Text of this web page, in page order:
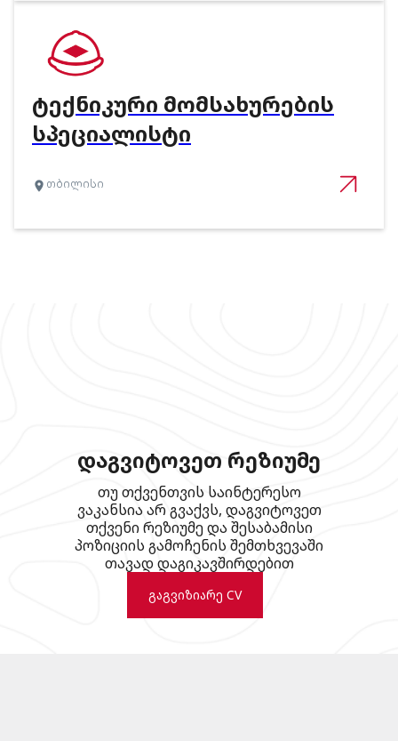
ᲢᲔᲥᲜᲘᲙᲣᲠᲘ ᲛᲝᲛᲡᲐᲮᲣᲠᲔᲑᲘᲡ
ᲡᲞᲔᲪᲘᲐᲚᲘᲡᲢᲘ
თბილისი
დაგვიტოვეთ რეზიუმე
თუ თქვენთვის საინტერესო
ვაკანსია არ გვაქვს, დაგვიტოვეთ
თქვენი რეზიუმე და შესაბამისი
პოზიციის გამოჩენის შემთხვევაში
თავად დაგიკავშირდებით
გაგვიზიარე CV